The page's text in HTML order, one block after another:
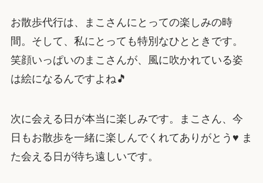
お散歩代行は、まこさんにとっての楽しみの時
間。そして、私にとっても特別なひとときです。
笑顔いっぱいのまこさんが、風に吹かれている姿
は絵になるんですよね🎵
次に会える日が本当に楽しみです。まこさん、今
日もお散歩を一緒に楽しんでくれてありがとう♥ ま
た会える日が待ち遠しいです。